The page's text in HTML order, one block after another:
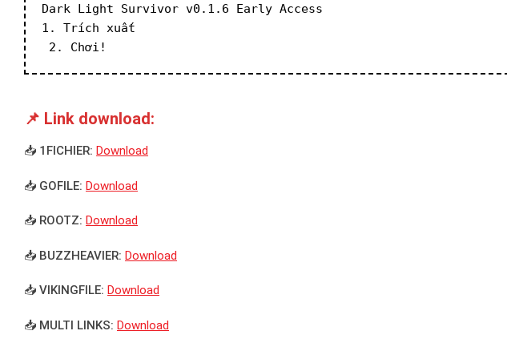
Dark Light Survivor v0.1.6 Early Access
1. Trích xuất
2. Chơi!
📌 Link download:
📥 1FICHIER: Download
📥 GOFILE: Download
📥 ROOTZ: Download
📥 BUZZHEAVIER: Download
📥 VIKINGFILE: Download
📥 MULTI LINKS: Download